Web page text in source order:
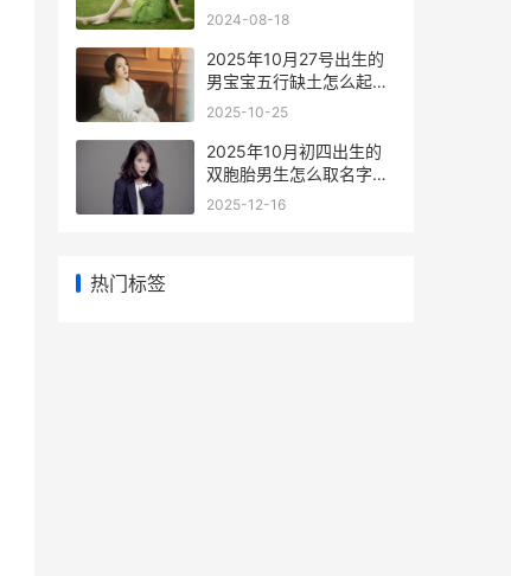
旺财旺运的公司名字
2024-08-18
2025年10月27号出生的
男宝宝五行缺土怎么起名
2025年10月27日是什么
2025-10-25
2025年10月初四出生的
双胞胎男生怎么取名字
2025年10月初四是阳历
2025-12-16
热门标签